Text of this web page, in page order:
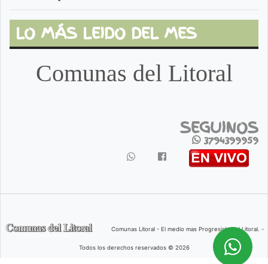
LO MÁS LEIDO DEL MES
Comunas del Litoral
SEGUINOS
3794399959
Comunas Litoral - El medio mas Progresista del Litoral. -
Todos los derechos reservados © 2026